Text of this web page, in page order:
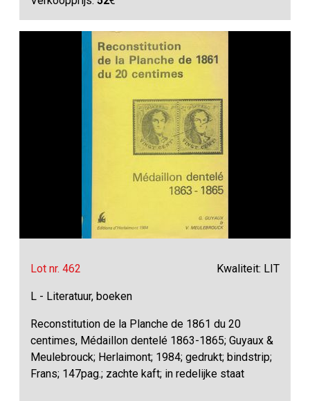
Lot nr. 462 Kwaliteit: LIT
L - Literatuur, boeken
Reconstitution de la Planche de 1861 du 20
centimes, Médaillon dentelé 1863-1865; Guyaux &
Meulebrouck; Herlaimont; 1984; gedrukt; bindstrip;
Frans; 147pag.; zachte kaft; in redelijke staat